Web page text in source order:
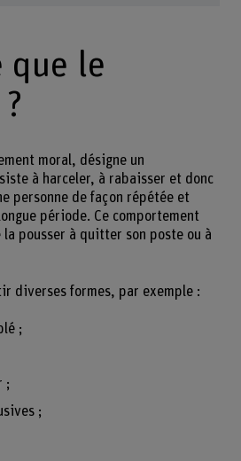
que le
moral, désigne un
à harceler, à rabaisser et donc
personne de façon répétée et
période. Ce comportement
pousser à quitter son poste ou à
diverses formes, par exemple :
;
;
;